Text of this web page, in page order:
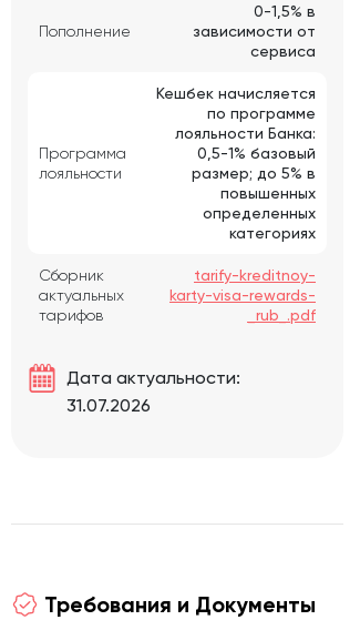
Пополнение
0-1,5% в
зависимости от
сервиса
Программа
лояльности
Кешбек начисляется
по программе
лояльности Банка:
0,5-1% базовый
размер; до 5% в
повышенных
определенных
категориях
Сборник
актуальных
тарифов
tarify-kreditnoy-
karty-visa-rewards-
_rub_.pdf
Дата актуальности:
31.07.2026
Требования и Документы